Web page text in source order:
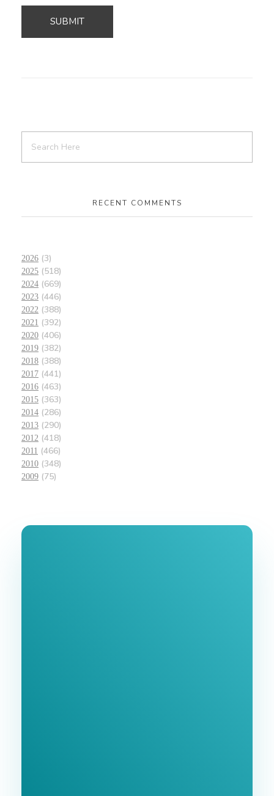
RECENT COMMENTS
2026 (3)
2025 (518)
2024 (669)
2023 (446)
2022 (388)
2021 (392)
2020 (406)
2019 (382)
2018 (388)
2017 (441)
2016 (463)
2015 (363)
2014 (286)
2013 (290)
2012 (418)
2011 (466)
2010 (348)
2009 (75)